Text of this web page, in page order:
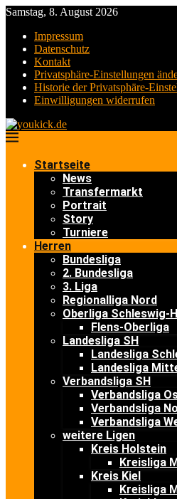
Samstag, 8. August 2026
Impressum
Datenschutz
Kontakt
Privatsphäre-Einstellungen
Historie der Privatsphäre-
Einwilligungen widerrufen
Startseite
News
Transfermarkt
Portrait
Story
Turniere
Herren
Bundesliga
2. Bundesliga
3. Liga
Regionalliga Nord
Oberliga Schleswig-
Flens-Oberliga
Landesliga SH
Landesliga
Landesliga
Verbandsliga SH
Verbandsliga
Verbandsliga
Verbandsliga
weitere Ligen
Kreis Holstein
Kreisliga
Kreis Kiel
Kreisliga